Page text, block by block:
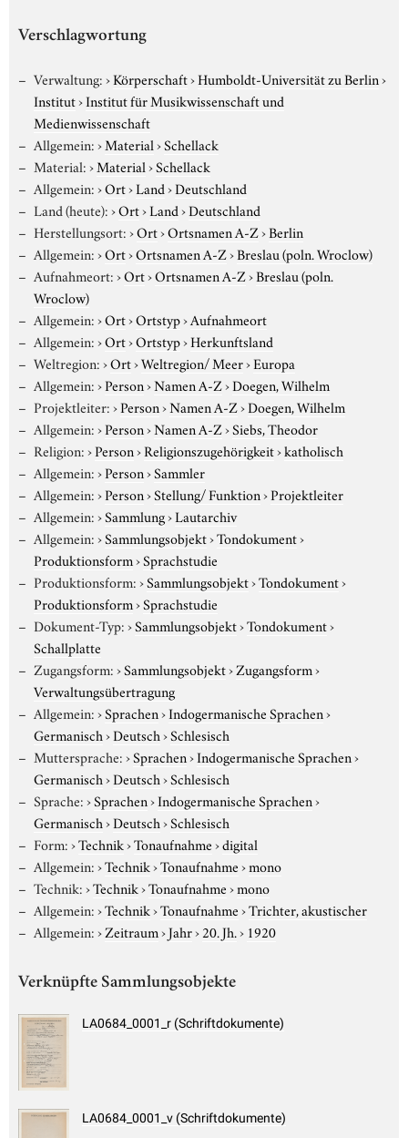
Verschlagwortung
Verwaltung:›Körperschaft›Humboldt-Universität zu Berlin›
Institut›Institut für Musikwissenschaft und
Medienwissenschaft
Allgemein:›Material›Schellack
Material:›Material›Schellack
Allgemein:›Ort›Land›Deutschland
Land (heute):›Ort›Land›Deutschland
Herstellungsort:›Ort›Ortsnamen A-Z›Berlin
Allgemein:›Ort›Ortsnamen A-Z›Breslau (poln. Wroclow)
Aufnahmeort:›Ort›Ortsnamen A-Z›Breslau (poln.
Wroclow)
Allgemein:›Ort›Ortstyp›Aufnahmeort
Allgemein:›Ort›Ortstyp›Herkunftsland
Weltregion:›Ort›Weltregion/ Meer›Europa
Allgemein:›Person›Namen A-Z›Doegen, Wilhelm
Projektleiter:›Person›Namen A-Z›Doegen, Wilhelm
Allgemein:›Person›Namen A-Z›Siebs, Theodor
Religion:›Person›Religionszugehörigkeit›katholisch
Allgemein:›Person›Sammler
Allgemein:›Person›Stellung/ Funktion›Projektleiter
Allgemein:›Sammlung›Lautarchiv
Allgemein:›Sammlungsobjekt›Tondokument›
Produktionsform›Sprachstudie
Produktionsform:›Sammlungsobjekt›Tondokument›
Produktionsform›Sprachstudie
Dokument-Typ:›Sammlungsobjekt›Tondokument›
Schallplatte
Zugangsform:›Sammlungsobjekt›Zugangsform›
Verwaltungsübertragung
Allgemein:›Sprachen›Indogermanische Sprachen›
Germanisch›Deutsch›Schlesisch
Muttersprache:›Sprachen›Indogermanische Sprachen›
Germanisch›Deutsch›Schlesisch
Sprache:›Sprachen›Indogermanische Sprachen›
Germanisch›Deutsch›Schlesisch
Form:›Technik›Tonaufnahme›digital
Allgemein:›Technik›Tonaufnahme›mono
Technik:›Technik›Tonaufnahme›mono
Allgemein:›Technik›Tonaufnahme›Trichter, akustischer
Allgemein:›Zeitraum›Jahr›20. Jh.› 1920
Verknüpfte Sammlungsobjekte
LA0684_0001_r (Schriftdokumente)
LA0684_0001_v (Schriftdokumente)